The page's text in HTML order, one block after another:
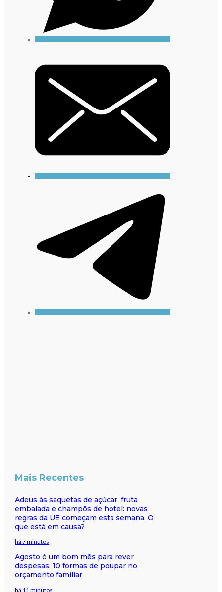
Mais Recentes
Adeus às saquetas de açúcar, fruta
embalada e champôs de hotel: novas
regras da UE começam esta semana. O
que está em causa?
há 7 minutos
Agosto é um bom mês para rever
despesas: 10 formas de poupar no
orçamento familiar
há 11 minutos